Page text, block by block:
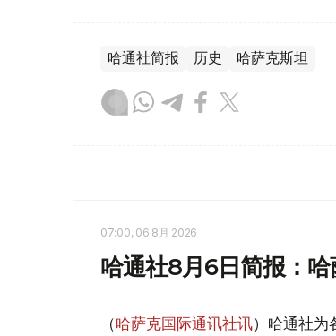
哈通社简报 历史 哈萨克斯坦
07:00, 06 8月 2026
哈通社8月6日简报：
（哈萨克国际通讯社讯）哈通社为